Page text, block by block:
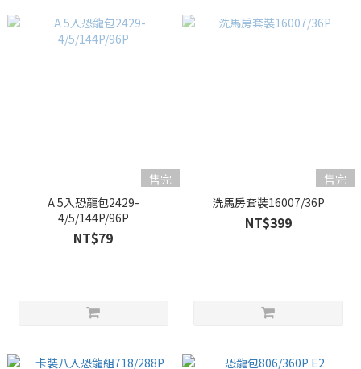
售完
A 5入恐龍包2429-
4/5/144P/96P
NT$79
售完
洗馬房套裝16007/36P
NT$399